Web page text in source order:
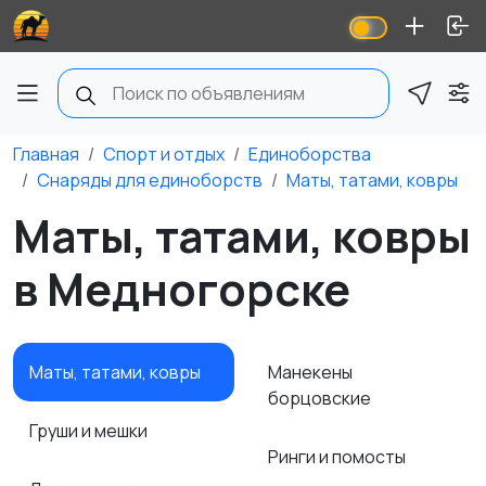
Главная Спорт и отдых
Единоборства
Снаряды для единоборств
Маты, татами, ковры
Маты, татами, ковры
в Медногорске
Маты, татами, ковры
Груши и мешки
Манекены
борцовские
Ринги и помосты